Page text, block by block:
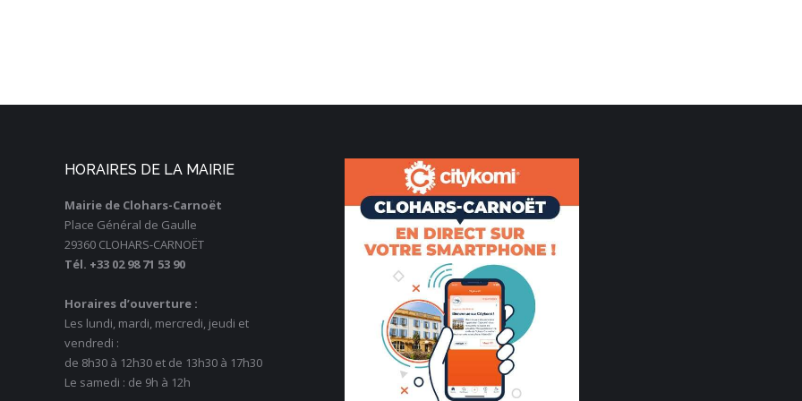
HORAIRES DE LA MAIRIE
Mairie de Clohars-Carnoët
Place Général de Gaulle
29360 CLOHARS-CARNOËT
Tél. +33 02 98 71 53 90
Horaires d’ouverture :
Les lundi, mardi, mercredi, jeudi et
vendredi :
de 8h30 à 12h30 et de 13h30 à 17h30
Le samedi : de 9h à 12h